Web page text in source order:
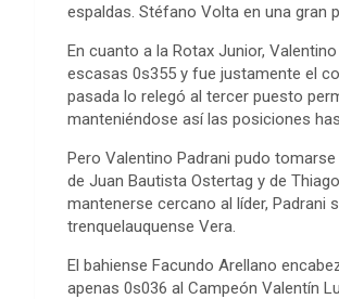
espaldas. Stéfano Volta en una gran
En cuanto a la Rotax Junior,
escasas 0s355 y fue justamente el
pasada lo relegó al tercer puesto
manteniéndose así las posiciones
Pero Valentino Padrani pudo
de Juan Bautista Ostertag y de
mantenerse cercano al líder, Padrani
trenquelauquense Vera.
El bahiense Facundo Arellano
apenas 0s036 al Campeón Valentín